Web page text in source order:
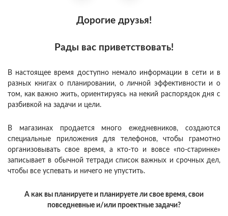
Дорогие друзья!
Рады вас приветствовать!
В настоящее время доступно немало информации в сети и в
разных книгах о планировании, о личной эффективности и о
том, как важно жить, ориентируясь на некий распорядок дня с
разбивкой на задачи и цели.
В магазинах продается много ежедневников, создаются
специальные приложения для телефонов, чтобы грамотно
организовывать свое время, а кто-то и вовсе «по-старинке»
записывает в обычной тетради список важных и срочных дел,
чтобы все успевать и ничего не упустить.
А как вы планируете и планируете ли свое время, свои
повседневные и/или проектные задачи?